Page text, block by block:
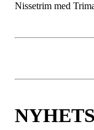
Nissetrim med